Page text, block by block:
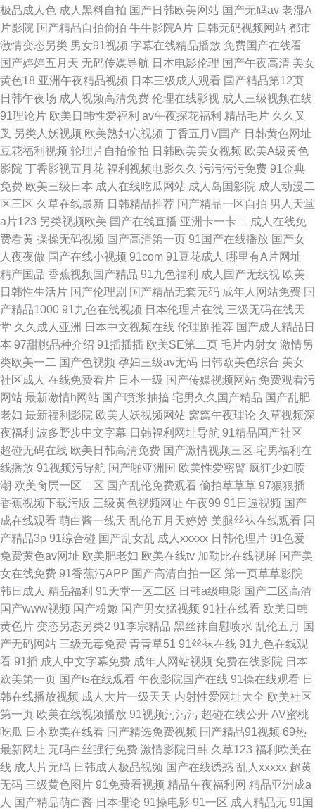
极品成人色 成人黑料自拍 国产日韩欧美网站 国产无码av 老湿A
片影院 国产精品自拍偷拍 牛牛影院A片 日韩无码视频网站 都市
激情变态另类 男女91视频 字幕在线精品播放 免费国产在线看
国产婷婷五月天 无码传媒导航 日本电影伦理 国产午夜高清 美女
黄色18 亚洲午夜精品视频 日本三级成人观看 国产精品第12页
日韩午夜场 成人视频高清免费 伦理在线影视 成人三级视频在线
91理论片 欧美日韩性爱福利 av午夜探花福利 精品毛片 久久叉
叉 另类人妖视频 欧美熟妇穴视频 丁香五月V国产 日韩黄色网址
豆花福利视频 轮理片自拍偷拍 日韩欧美美女视频 欧美A级黄色
影院 丁香影视五月花 福利视频电影久久 污污污污免费 91金典
免费 欧美三级日本 成人在线吃瓜网站 成人岛国影院 成人动漫二
区三区 久草在线最新 日韩精品推荐 国产精品一区自拍 男人天堂
a片123 另类视频欧美 国产在线直播 亚洲卡一卡二 成人在线免
费看黄 操操无码视频 国产高清第一页 91国产在线播放 国产女
人夜夜做 国产在线小视频 91com 91豆花成人 哪里有A片网址
精产国品 香蕉视频国产精品 91九色福利 成人国产无线视 欧美
日韩性生活片 国产伦理剧 国产精品无套无码 成年人网站免费 国
产精品1000 91九色在线视频 日本伦理片在线 三级无码在线天
堂 久久成人亚洲 日本中文视频在线 伦理剧推荐 国产成人精品日
本 97甜桃品种介绍 91插插插 欧美SE第二页 毛片内射女 激情另
类欧美一二 国产色视频 孕妇三级av无码 日韩欧美色综合 美女
社区成人 在线免费看片 日本一级 国产传媒视频网站 免费观看污
网站 最新激情h网站 国产喷浆抽搐 宅男久久国产精品 国产乱肥
老妇 最新福利影院 欧美人妖视频网站 窝窝午夜理论 久草视频深
夜福利 波多野步中文字幕 日韩福利网址导航 91精品国产社区
超碰无码在线 欧美日韩高清免费 国产激情视频三区 宅男福利在
线播放 91视频污导航 国产啪亚洲国 欧美性爱密臀 疯狂少妇喷
潮 欧美肏屄一区二区 国产乱伦免费观看 偷拍草草草 97狠狠插
香蕉视频下载污版 三级黄色视频网址 午夜99 91日逼视频 国产
成在线观看 萌白酱一线天 乱伦五月天婷婷 美腿丝袜在线观看 国
产精品3p 91综合碰 国产乱女乱 成人xxxxx 日韩伦理片 91色爱
免费黄色av网址 欧美肥老妇 欧美在线tv 加勒比在线视屏 国产美
女在线免费 91香蕉污APP 国产高清自拍一区 第一页草草影院
韩日成人 精品福利 91天堂一区二区 日韩a级电影 国产二区高清
国产www视频 国产粉嫩 国产男女猛视频 91社在线看 欧美日韩
黄色片 变态另态另类2 91李宗精品 黑丝袜自慰喷水 乱伦五月 国
产无码网站 三级无毒免费 青青草51 91丝袜在线 91九色在线观
看 91插 成人中文字幕免费 成年人网站视频 免费在线影院 日本
欧美第一页 国产ts在线观看 午夜影院国产在线 91操在线观看 日
韩在线播放视频 成人大片一级天天 内射性爱网址大全 欧美社区
第一页 欧美在线视频播放 91视频污污污 超碰在线公开 AV蜜桃
吃瓜 日本欧美在线看 国产精选免费视频 国产精品91视频 69热
最新网址 无码白丝强行免费 激情影院日韩 久草123 福利欧美在
线 成人片无码 日韩成人极品视频 国产在线诱惑 乱人xxxxx 超黄
无码 三级黄色图片 91免费看视频 精品午夜福利网 精品亚洲成a
人 国产精品萌白酱 日本理论 91操电影 91一区 成人精品无 91国